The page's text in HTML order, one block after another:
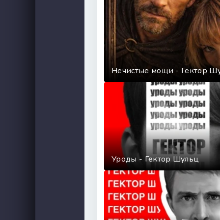
Нечистые мощи - Гектор
Уроды - Гектор Шульц